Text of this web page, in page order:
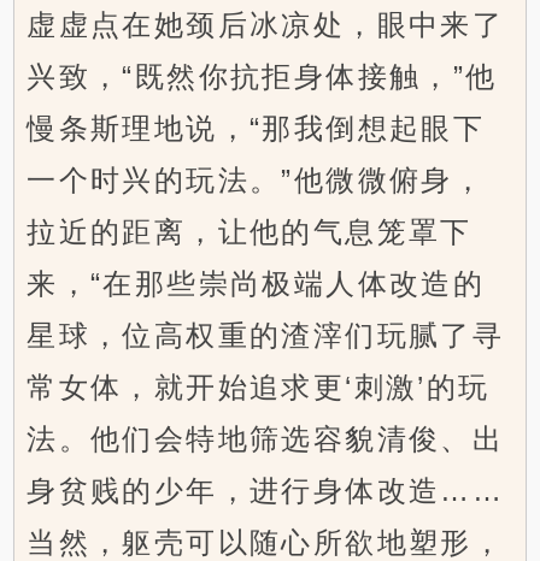
虚虚点在她颈后冰凉处，眼中来了
兴致，“既然你抗拒身体接触，”他
慢条斯理地说，“那我倒想起眼下
一个时兴的玩法。”他微微俯身，
拉近的距离，让他的气息笼罩下
来，“在那些崇尚极端人体改造的
星球，位高权重的渣滓们玩腻了寻
常女体，就开始追求更‘刺激’的玩
法。他们会特地筛选容貌清俊、出
身贫贱的少年，进行身体改造……
当然，躯壳可以随心所欲地塑形，